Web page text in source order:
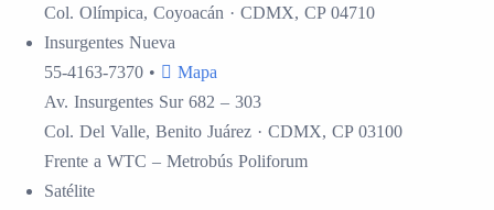
Col. Olímpica, Coyoacán · CDMX, CP 04710
Insurgentes Nueva
55-4163-7370 •
Mapa
Av. Insurgentes Sur 682 – 303
Col. Del Valle, Benito Juárez · CDMX, CP 03100
Frente a WTC – Metrobús Poliforum
Satélite